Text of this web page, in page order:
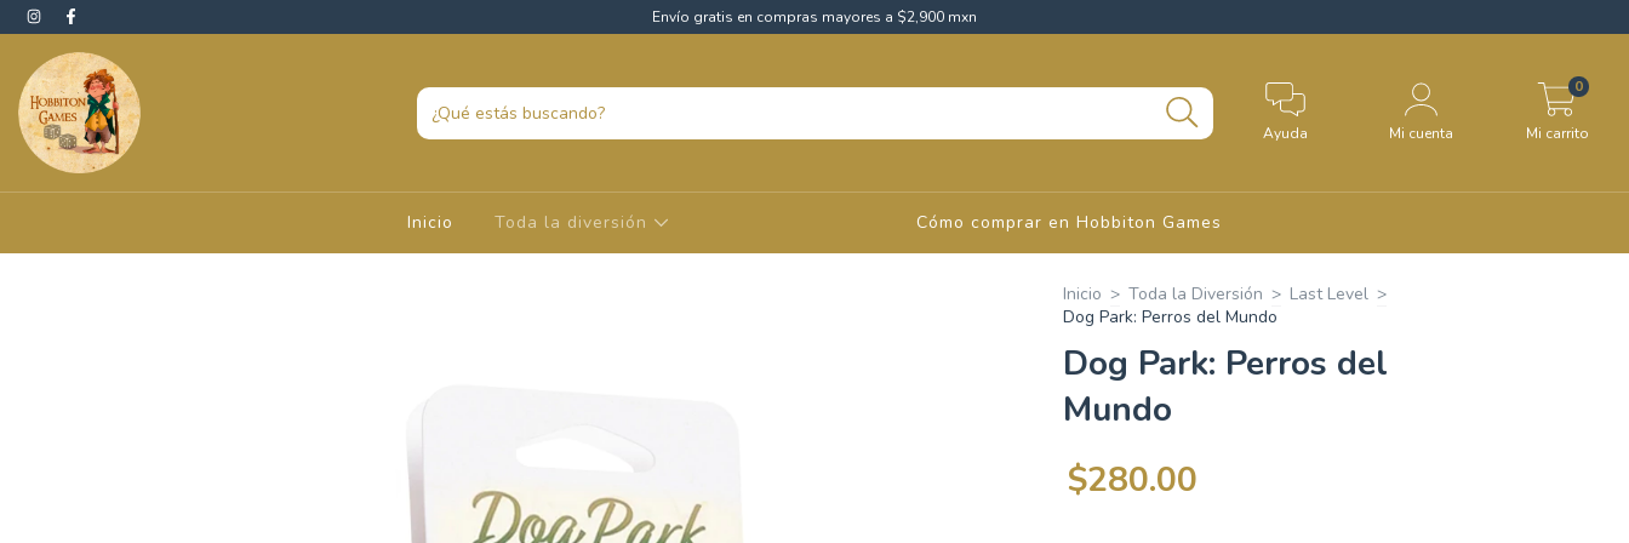
Envío gratis en compras mayores a $2,900 mxn
Ayuda Mi cuenta Mi carrito
0
Inicio Toda la diversión Cómo comprar en Hobbiton Games
Inicio > Toda la Diversión > Last Level >
Dog Park: Perros del Mundo
Dog Park: Perros del
Mundo
$280.00